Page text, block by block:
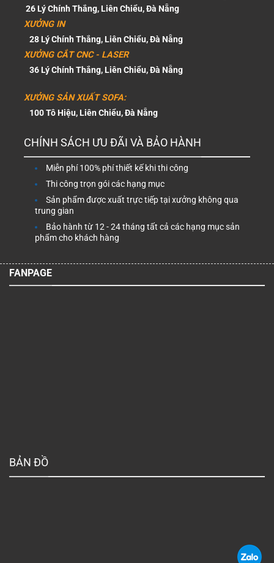
26 Lý Chính Thắng, Liên Chiểu, Đà Nẵng
XƯỞNG IN
28 Lý Chính Thắng, Liên Chiểu, Đà Nẵng
XƯỞNG CẮT CNC - LASER
36 Lý Chính Thắng, Liên Chiểu, Đà Nẵng
XƯỞNG SẢN XUẤT SOFA:
100 Tô Hiệu, Liên Chiểu, Đà Nẵng
CHÍNH SÁCH ƯU ĐÃI VÀ BẢO HÀNH
Miễn phí 100% phí thiết kế khi thi công
Thi công trọn gói các hạng mục
Sản phẩm được xuất trực tiếp tại xưởng không qua
trung gian
Bảo hành từ 12 - 24 tháng tất cả các hạng mục sản
phẩm cho khách hàng
FANPAGE
BẢN ĐỒ